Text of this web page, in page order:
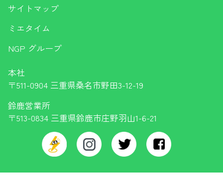
サイトマップ
ミエタイム
NGP グループ
本社
〒511-0904 三重県桑名市野田3-12-19
鈴鹿営業所
〒513-0834 三重県鈴鹿市庄野羽山1-6-21